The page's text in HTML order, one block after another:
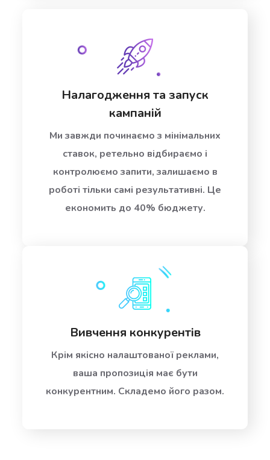
Налагодження та запуск
кампаній
Ми завжди починаємо з мінімальних
ставок, ретельно відбираємо і
контролюємо запити, залишаємо в
роботі тільки самі результативні. Це
економить до 40% бюджету.
Вивчення конкурентів
Крім якісно налаштованої реклами,
ваша пропозиція має бути
конкурентним. Складемо його разом.